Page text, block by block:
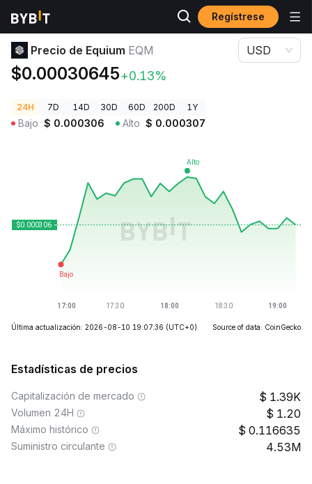
Regístrese
Precios de Criptomonedas Precio de Equium EQM
Precio de Equium EQM
$0.00030645+0.13%
USD
24H 7D 14D 30D 60D 200D 1Y
Bajo $ 0.000306 Alto $ 0.000307
Última actualización: 2026-08-10 19:07:36 (UTC+0) Source of data: CoinGecko
Estadísticas de precios
Capitalización de mercado 1.39K
Volumen 24H 1.20
Máximo histórico 0.116635
Suministro circulante 4.53M